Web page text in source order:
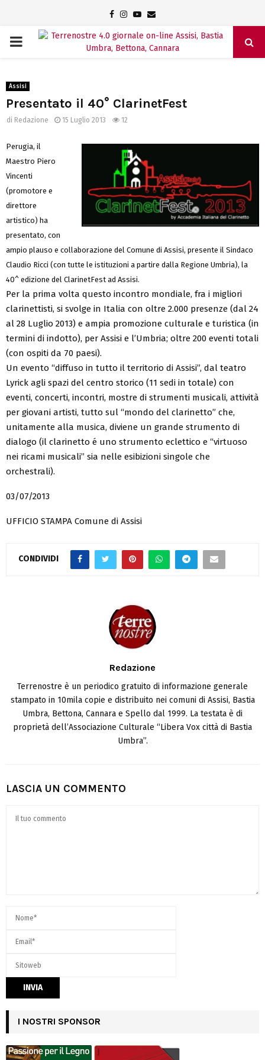
Facebook
Instagram
Youtube
Email
PRIMARY
Assisi
Presentato il 40° ClarinetFest
di Redazione 15 Luglio 2013 12
Perugia, il
Maestro Piero
Vincenti
(promotore e
direttore
artistico) ha
presentato, con
ampio plauso e collaborazione del Comune di Assisi, presente il Sindaco
Claudio Ricci (con tutte le istituzioni a partire dalla Regione Umbria), la
40^ edizione del ClarinetFest ad Assisi.
Per la prima volta questo incontro mondiale, fra i migliori
clarinettisti, si svolge in Italia con oltre 2.000 presenze (dal 24
al 28 Luglio 2013) e ampia promozione culturale e turistica (in
termini di indotto), per Assisi e l’Umbria; oltre 200 eventi totali
(con ospiti da 70 paesi).
Un evento “diffuso in tutto il territorio di Assisi”, dal teatro
Lyrick agli spazi del centro storico (11 sedi in totale) con
eventi, concerti, incontri, mostre di strumenti musicali, attività
per giovani artisti, tutto sul “mondo del clarinetto” che,
unitamente alla musica, diviene un grande strumento di
dialogo (il clarinetto é uno strumento eclettico e “virtuoso
nei ricami musicali” sia nelle esibizioni singole che
orchestrali).
03/07/2013
UFFICIO STAMPA Comune di Assisi
CONDIVIDI
Redazione
Terrenostre è un periodico gratuito di informazione generale
stampato in 10mila copie e distribuito nei comuni di Assisi, Bastia
Umbra, Bettona, Cannara e Spello dal 1999. La testata è di
proprietà dell’Associazione Culturale “Libera Vox città di Bastia
Umbra”.
LASCIA UN COMMENTO
I NOSTRI SPONSOR